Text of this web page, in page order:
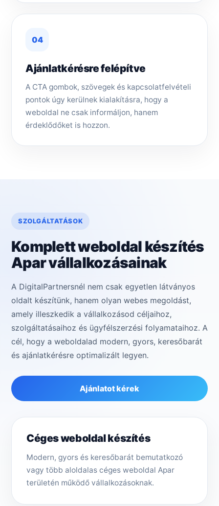
04
Ajánlatkérésre felépítve
A CTA gombok, szövegek és kapcsolatfelvételi
pontok úgy kerülnek kialakításra, hogy a
weboldal ne csak informáljon, hanem
érdeklődőket is hozzon.
SZOLGÁLTATÁSOK
Komplett weboldal készítés
Apar vállalkozásainak
A DigitalPartnersnél nem csak egyetlen látványos
oldalt készítünk, hanem olyan webes megoldást,
amely illeszkedik a vállalkozásod céljaihoz,
szolgáltatásaihoz és ügyfélszerzési folyamataihoz. A
cél, hogy a weboldalad modern, gyors, keresőbarát
és ajánlatkérésre optimalizált legyen.
Ajánlatot kérek
Céges weboldal készítés
Modern, gyors és keresőbarát bemutatkozó
vagy több aloldalas céges weboldal Apar
területén működő vállalkozásoknak.